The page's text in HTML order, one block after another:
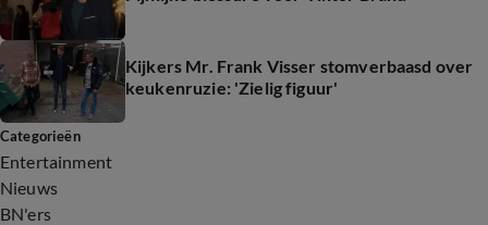
Kijkers Mr. Frank Visser stomverbaasd over
keukenruzie: 'Zielig figuur'
Categorieën
Entertainment
Nieuws
BN'ers